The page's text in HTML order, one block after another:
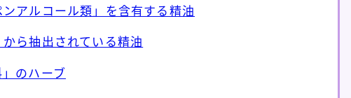
アルコール類」を含有する精油
ら抽出されている精油
のハーブ